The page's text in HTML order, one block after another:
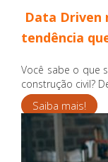
Data Driven
tendência
Você sabe o que
construção civil?
Saiba mais!